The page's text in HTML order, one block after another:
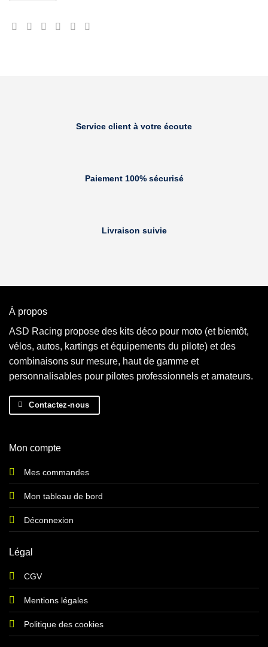
Service client à votre écoute
Paiement 100% sécurisé
Livraison suivie
À propos
ASD Racing propose des kits déco pour moto (et bientôt,
vélos, autos, kartings et équipements du pilote) et des
combinaisons sur mesure, haut de gamme et
personnalisables pour pilotes professionnels et amateurs.
Contactez-nous
Mon compte
Mes commandes
Mon tableau de bord
Déconnexion
Légal
CGV
Mentions légales
Politique des cookies